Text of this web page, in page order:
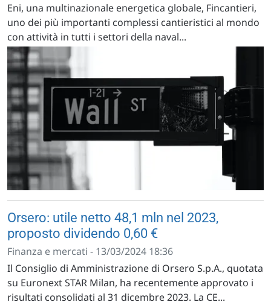
Eni, una multinazionale energetica globale, Fincantieri,
uno dei più importanti complessi cantieristici al mondo
con attività in tutti i settori della naval...
Orsero: utile netto 48,1 mln nel 2023,
proposto dividendo 0,60 €
Finanza e mercati - 13/03/2024 18:36
Il Consiglio di Amministrazione di Orsero S.p.A., quotata
su Euronext STAR Milan, ha recentemente approvato i
risultati consolidati al 31 dicembre 2023. La CE...